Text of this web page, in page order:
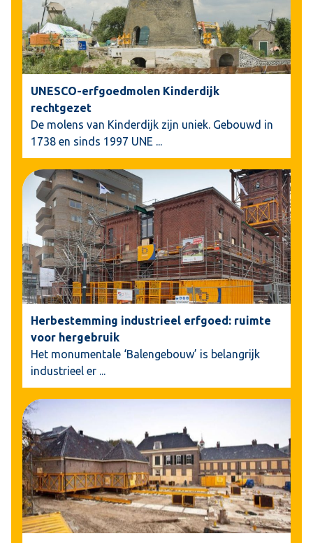
UNESCO-erfgoedmolen Kinderdijk
rechtgezet
De molens van Kinderdijk zijn uniek. Gebouwd in
1738 en sinds 1997 UNE ...
Herbestemming industrieel erfgoed: ruimte
voor hergebruik
Het monumentale ‘Balengebouw’ is belangrijk
industrieel er ...